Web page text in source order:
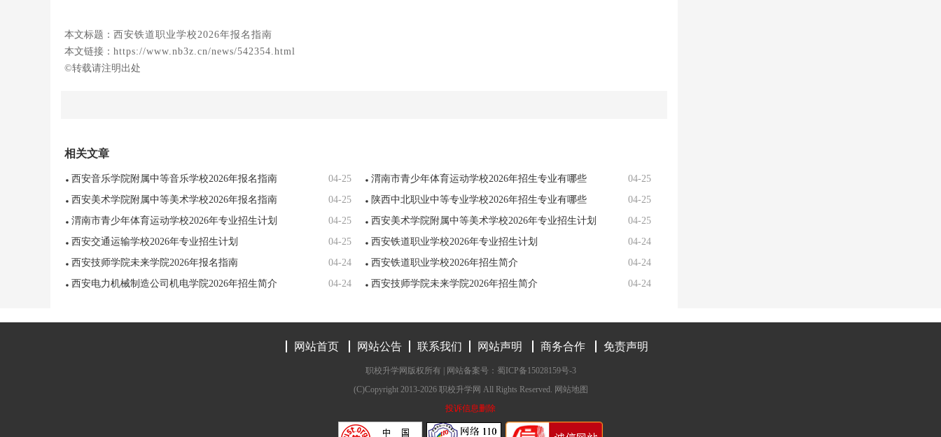
本文标题： 西安铁道职业学校2026年报名指南
本文链接： https://www.nb3z.cn/news/542354.html
©转载请注明出处
相关文章
西安音乐学院附属中等音乐学校2026年报名指南 04-25 渭南市青少年体育运动学校2026年招生专业有哪些
04-25
西安美术学院附属中等美术学校2026年报名指南
04-25 陕西中北职业中等专业学校2026年招生专业有哪些
04-25
渭南市青少年体育运动学校2026年专业招生计划
04-25 西安美术学院附属中等美术学校2026年专业招生计划
04-25
西安交通运输学校2026年专业招生计划
04-25 西安铁道职业学校2026年专业招生计划
04-24
西安技师学院未来学院2026年报名指南
04-24 西安铁道职业学校2026年招生简介
04-24
西安电力机械制造公司机电学院2026年招生简介
04-24 西安技师学院未来学院2026年招生简介 04-24
网站首页 网站公告 联系我们 网站声明 商务合作 免责声明
职校升学网版权所有 | 网站备案号： 蜀ICP备15028159号-3
(C)Copyright 2013-2026 职校升学网 All Rights Reserved. 网站地图
投诉信息删除